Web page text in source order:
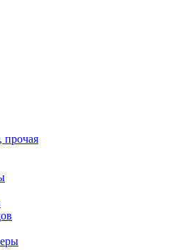
прочая